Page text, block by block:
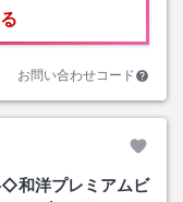
お問い合わせコード
◇和洋プレミアムビ